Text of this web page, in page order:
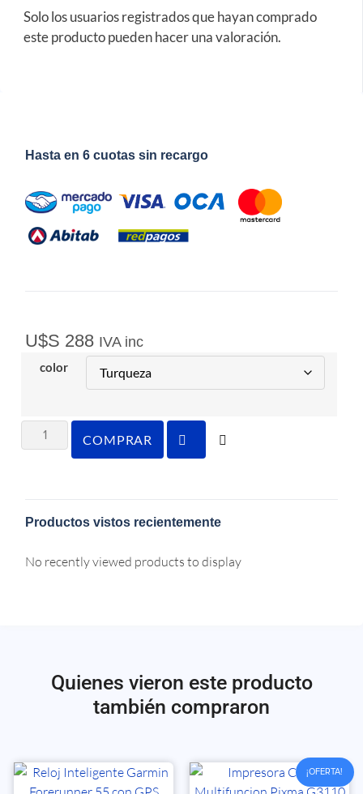
Solo los usuarios registrados que hayan comprado
este producto pueden hacer una valoración.
Hasta en 6 cuotas sin recargo
U$S 288 IVA inc
color
COMPRAR
Productos vistos recientemente
No recently viewed products to display
Quienes vieron este producto
también compraron
¡OFERTA!